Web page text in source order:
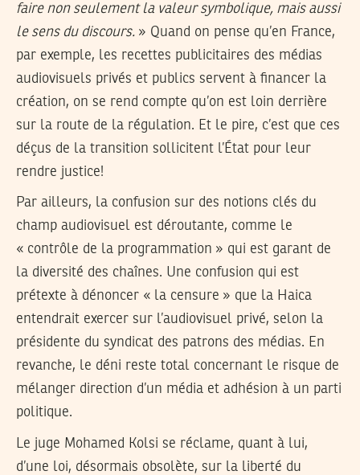
faire non seulement la valeur symbolique, mais aussi
le sens du discours. » Quand on pense qu’en France,
par exemple, les recettes publicitaires des médias
audiovisuels privés et publics servent à financer la
création, on se rend compte qu’on est loin derrière
sur la route de la régulation. Et le pire, c’est que ces
déçus de la transition sollicitent l’État pour leur
rendre justice!
Par ailleurs, la confusion sur des notions clés du
champ audiovisuel est déroutante, comme le
« contrôle de la programmation » qui est garant de
la diversité des chaînes. Une confusion qui est
prétexte à dénoncer « la censure » que la Haica
entendrait exercer sur l’audiovisuel privé, selon la
présidente du syndicat des patrons des médias. En
revanche, le déni reste total concernant le risque de
mélanger direction d’un média et adhésion à un parti
politique.
Le juge Mohamed Kolsi se réclame, quant à lui,
d’une loi, désormais obsolète, sur la liberté du